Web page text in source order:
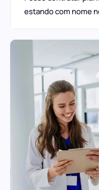
estando com nome